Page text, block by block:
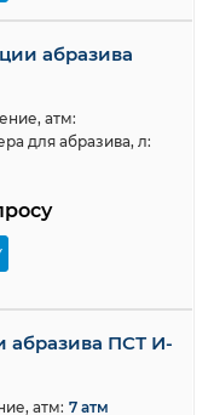
абразива
атм:
для абразива, л:
абразива ПСТ И-
атм: 7 атм